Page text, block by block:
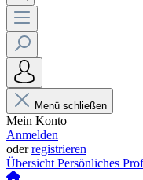
Menü schließen
Mein Konto
Anmelden
oderregistrieren
Übersicht Persönliches